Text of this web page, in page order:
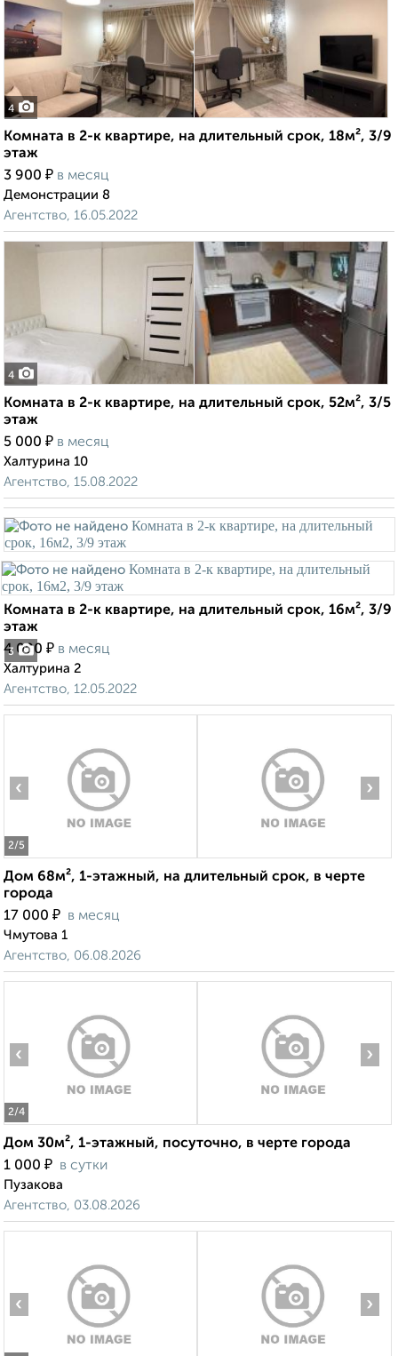
4
Комната в 2-к квартире, на длительный срок, 18м², 3/9
этаж
3 900 ₽ в месяц
Демонстрации 8
Агентство, 16.05.2022
4
Комната в 2-к квартире, на длительный срок, 52м², 3/5
этаж
5 000 ₽ в месяц
Халтурина 10
Агентство, 15.08.2022
3
Комната в 2-к квартире, на длительный срок, 16м², 3/9
этаж
4 000 ₽ в месяц
Халтурина 2
Агентство, 12.05.2022
2/5
‹ ›
Дом 68м², 1-этажный, на длительный срок, в черте
города
17 000 ₽ в месяц
Чмутова 1
Агентство, 06.08.2026
2/4
‹ ›
Дом 30м², 1-этажный, посуточно, в черте города
1 000 ₽ в сутки
Пузакова
Агентство, 03.08.2026
‹ ›